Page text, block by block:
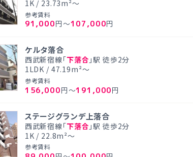
1K / 23.73m²～
参考賃料
91,000円～107,000円
ケルタ落合
西武新宿線「下落合 」駅 徒歩2分
1LDK / 47.19m²～
参考賃料
156,000円～191,000円
ステージグランデ上落合
西武新宿線「下落合 」駅 徒歩2分
1K / 22.8m²～
参考賃料